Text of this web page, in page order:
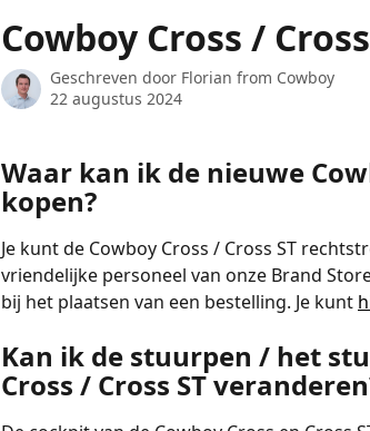
Cowboy Cross /
Geschreven door Florian from Cowboy
22 augustus 2024
Waar kan ik de nieuwe
kopen?
Je kunt de Cowboy Cross / Cross ST
vriendelijke personeel van onze Brand
bij het plaatsen van een bestelling. Je kunt
Kan ik de stuurpen / het
Cross / Cross ST